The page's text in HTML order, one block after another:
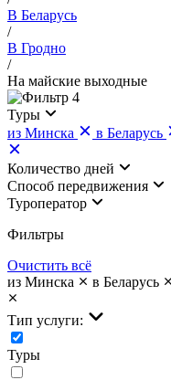
В Беларусь
/
В Гродно
/
На майские выходные
4
Туры
из Минска
в Беларусь
Количество дней
Cпособ передвижения
Туроператор
Фильтры
Очистить всё
из Минска
в Беларусь
Тип услуги:
Туры